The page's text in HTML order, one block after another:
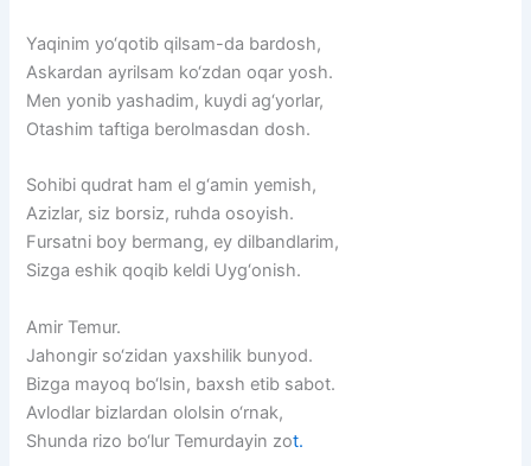
Yaqinim yo‘qotib qilsam-da bardosh,
Askardan ayrilsam ko‘zdan oqar yosh.
Men yonib yashadim, kuydi ag‘yorlar,
Otashim taftiga berolmasdan dosh.
Sohibi qudrat ham el g‘amin yemish,
Azizlar, siz borsiz, ruhda osoyish.
Fursatni boy bermang, ey dilbandlarim,
Sizga eshik qoqib keldi Uyg‘onish.
Amir Temur.
Jahongir so‘zidan yaxshilik bunyod.
Bizga mayoq bo‘lsin, baxsh etib sabot.
Avlodlar bizlardan ololsin o‘rnak,
Shunda rizo bo‘lur Temurdayin zot.